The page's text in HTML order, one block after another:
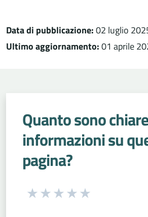
Data di pubblicazione:02 luglio
Ultimo aggiornamento:01 aprile
Quanto sono
informazioni su
pagina?
Seleziona una valutazione